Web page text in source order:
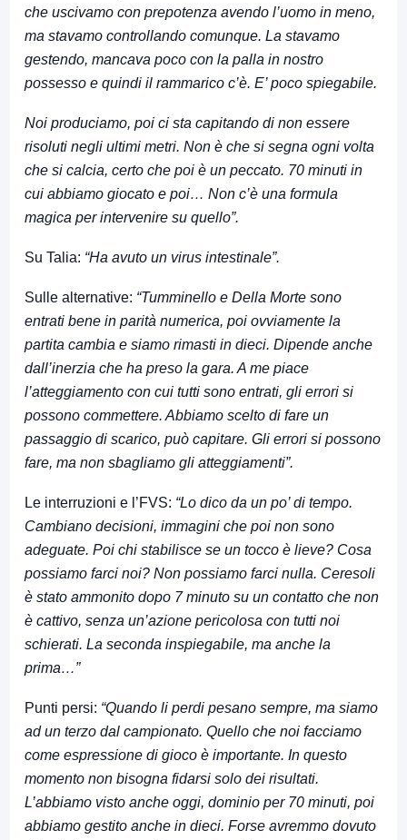
che uscivamo con prepotenza avendo l’uomo in meno,
ma stavamo controllando comunque. La stavamo
gestendo, mancava poco con la palla in nostro
possesso e quindi il rammarico c’è. E’ poco spiegabile.
Noi produciamo, poi ci sta capitando di non essere
risoluti negli ultimi metri. Non è che si segna ogni volta
che si calcia, certo che poi è un peccato. 70 minuti in
cui abbiamo giocato e poi… Non c’è una formula
magica per intervenire su quello”.
Su Talia: “Ha avuto un virus intestinale”.
Sulle alternative: “Tumminello e Della Morte sono
entrati bene in parità numerica, poi ovviamente la
partita cambia e siamo rimasti in dieci. Dipende anche
dall’inerzia che ha preso la gara. A me piace
l’atteggiamento con cui tutti sono entrati, gli errori si
possono commettere. Abbiamo scelto di fare un
passaggio di scarico, può capitare. Gli errori si possono
fare, ma non sbagliamo gli atteggiamenti”.
Le interruzioni e l’FVS: “Lo dico da un po’ di tempo.
Cambiano decisioni, immagini che poi non sono
adeguate. Poi chi stabilisce se un tocco è lieve? Cosa
possiamo farci noi? Non possiamo farci nulla. Ceresoli
è stato ammonito dopo 7 minuto su un contatto che non
è cattivo, senza un’azione pericolosa con tutti noi
schierati. La seconda inspiegabile, ma anche la
prima…”
Punti persi: “Quando li perdi pesano sempre, ma siamo
ad un terzo dal campionato. Quello che noi facciamo
come espressione di gioco è importante. In questo
momento non bisogna fidarsi solo dei risultati.
L’abbiamo visto anche oggi, dominio per 70 minuti, poi
abbiamo gestito anche in dieci. Forse avremmo dovuto